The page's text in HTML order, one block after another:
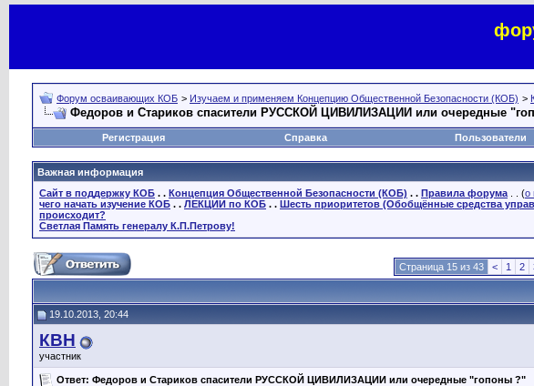
Форум осваивающих КОБ > Изучаем и применяем Концепцию Общественной Безопасности (КОБ) >
Федоров и Стариков спасители РУССКОЙ ЦИВИЛИЗАЦИИ или очередные
Регистрация
Справка Пользователи
Важная информация
Сайт в поддержку КОБ . . Концепция Общественной Безопасности (КОБ) . . Правила форума . . (о
чего начать изучение КОБ . . ЛЕКЦИИ по КОБ . . Шесть приоритетов (Обобщённые средства
происходит?
Светлая Память генералу К.П.Петрову!
Страница 15 из 43 < 1 2
19.10.2013, 20:44
КВН
участник
Ответ: Федоров и Стариков спасители РУССКОЙ ЦИВИЛИЗАЦИИ или очередные "гопоны ?"